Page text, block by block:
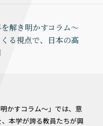
解き明かすコラム～
る視点で、日本の高
明かすコラム～」では、意
本学が誇る教員たちが興